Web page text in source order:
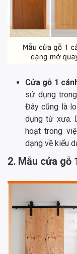
Cửa gỗ 1
sử dụng
Đây cũng là
dụng từ xưa.
hoạt trong
dạng về kiểu
2. Mẫu cửa gỗ